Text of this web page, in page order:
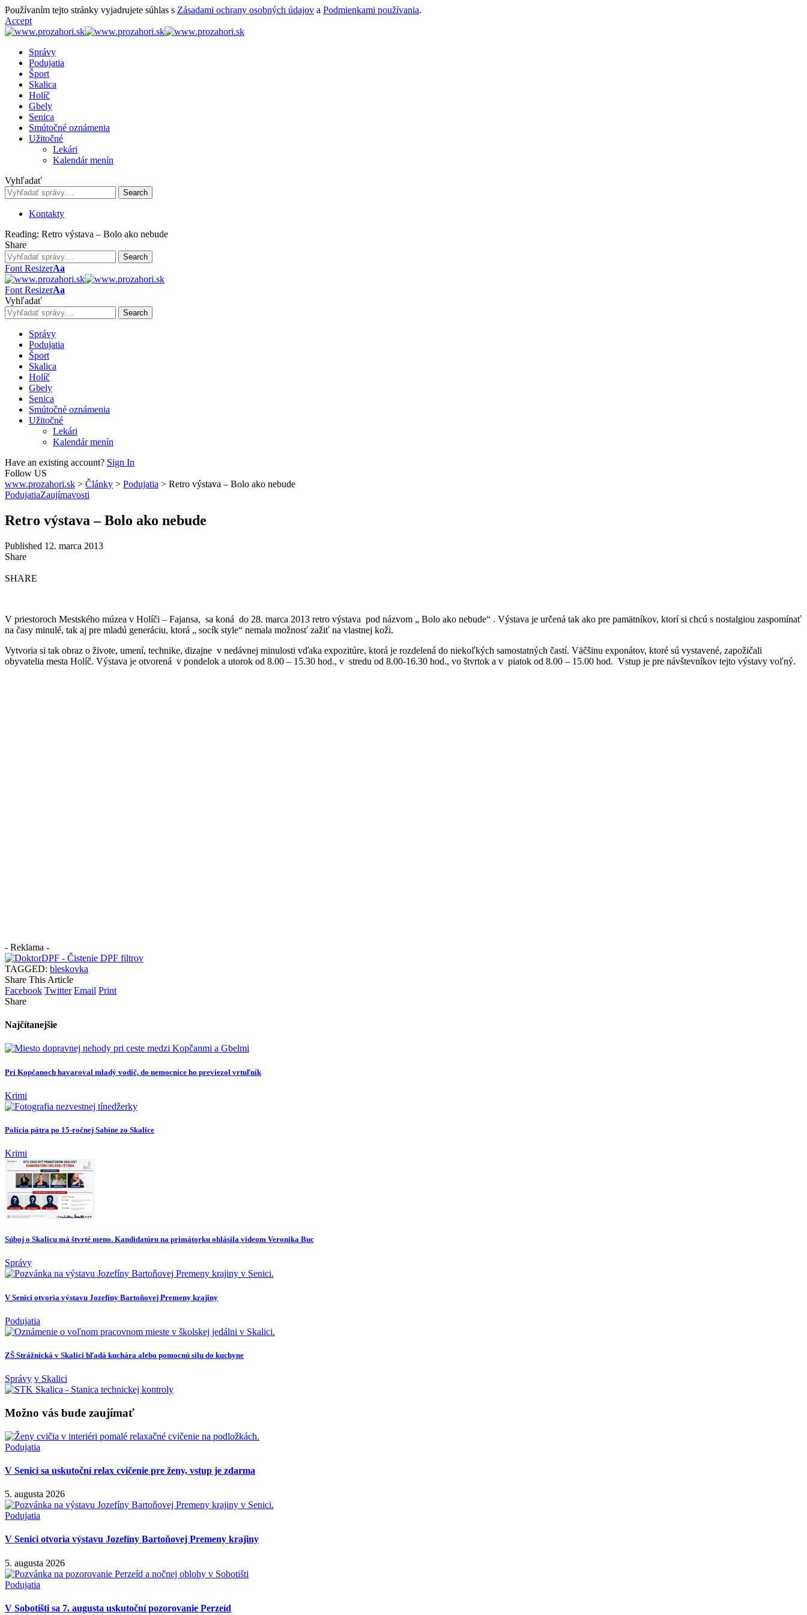
Používaním tejto stránky vyjadrujete súhlas s Zásadami ochrany osobných údajov a Podmienkami používania.
Accept
Správy
Podujatia
Šport
Skalica
Holíč
Gbely
Senica
Smútočné oznámenia
Užitočné
Lekári
Kalendár menín
Vyhľadať
Kontakty
Reading: Retro výstava – Bolo ako nebude
Share
Font ResizerAa
Font ResizerAa
Vyhľadať
Správy
Podujatia
Šport
Skalica
Holíč
Gbely
Senica
Smútočné oznámenia
Užitočné
Lekári
Kalendár menín
Have an existing account? Sign In
Follow US
www.prozahori.sk > Články > Podujatia > Retro výstava – Bolo ako nebude
PodujatiaZaujímavosti
Retro výstava – Bolo ako nebude
Published 12. marca 2013
Share
SHARE
V priestoroch Mestského múzea v Holíči – Fajansa, sa koná do 28. marca 2013 retro výstava pod názvom „ Bolo ako nebude“ . Výstava je určená tak ako pre pamätníkov, ktorí si chcú s nostalgiou zaspomínať
na časy minulé, tak aj pre mladú generáciu, ktorá „ socík style“ nemala možnosť zažiť na vlastnej koži.
Vytvoria si tak obraz o živote, umení, technike, dizajne v nedávnej minulosti vďaka expozitúre, ktorá je rozdelená do niekoľkých samostatných častí. Väčšinu exponátov, ktoré sú vystavené, zapožičali
obyvatelia mesta Holíč. Výstava je otvorená v pondelok a utorok od 8.00 – 15.30 hod., v stredu od 8.00-16.30 hod., vo štvrtok a v piatok od 8.00 – 15.00 hod. Vstup je pre návštevníkov tejto výstavy voľný.
- Reklama -
TAGGED: bleskovka
Share This Article
Facebook Twitter Email Print
Share
Najčítanejšie
Pri Kopčanoch havaroval mladý vodič, do nemocnice ho previezol vrtuľník
Krimi
Polícia pátra po 15-ročnej Sabine zo Skalice
Krimi
Súboj o Skalicu má štvrté meno. Kandidatúru na primátorku ohlásila videom Veronika Buc
Správy
V Senici otvoria výstavu Jozefíny Bartoňovej Premeny krajiny
Podujatia
ZŠ Strážnická v Skalici hľadá kuchára alebo pomocnú silu do kuchyne
Správy v Skalici
Možno vás bude zaujímať
Podujatia
V Senici sa uskutoční relax cvičenie pre ženy, vstup je zdarma
5. augusta 2026
Podujatia
V Senici otvoria výstavu Jozefíny Bartoňovej Premeny krajiny
5. augusta 2026
Podujatia
V Sobotišti sa 7. augusta uskutoční pozorovanie Perzeíd